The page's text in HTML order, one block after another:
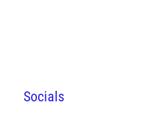
Socials